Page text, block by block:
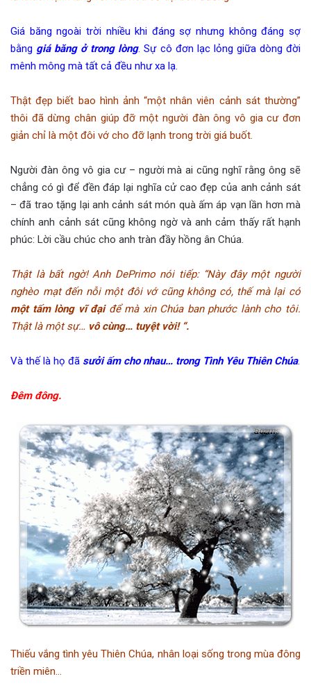
Giá băng ngoài trời nhiều khi đáng sợ nhưng không đáng sợ
bằng giá băng ở trong lòng. Sự cô đơn lạc lỏng giữa dòng đời
mênh mông mà tất cả đều như xa lạ.
Thật đẹp biết bao hình ảnh “một nhân viên cảnh sát thường”
thôi đã dừng chân giúp đỡ một người đàn ông vô gia cư đơn
giản chỉ là một đôi vớ cho đỡ lạnh trong trời giá buốt.
Người đàn ông vô gia cư – người mà ai cũng nghĩ rằng ông sẽ
chẳng có gì để đền đáp lại nghĩa cử cao đẹp của anh cảnh sát
– đã trao tặng lại anh cảnh sát món quà ấm áp vạn lần hơn mà
chính anh cảnh sát cũng không ngờ và anh cảm thấy rất hạnh
phúc: Lời cầu chúc cho anh tràn đầy hồng ân Chúa.
Thật là bất ngờ! Anh DePrimo nói tiếp: “Này đây một người
nghèo mạt đến nỗi một đôi vớ cũng không có, thế mà lại có
một tấm lòng vĩ đại để mà xin Chúa ban phước lành cho tôi.
Thật là một sự… vô cùng… tuyệt vời! “.
Và thế là họ đã sưởi ấm cho nhau… trong Tình Yêu Thiên Chúa.
Đêm đông.
Thiếu vắng tình yêu Thiên Chúa, nhân loại sống trong mùa đông
triền miên…